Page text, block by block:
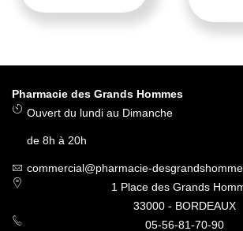
Pharmacie des Grands Hommes
Ouvert du lundi au Dimanche
de 8h à 20h
commercial@pharmacie-
1 Place des Grands
33000 - BORDEAUX
05-56-81-70-90